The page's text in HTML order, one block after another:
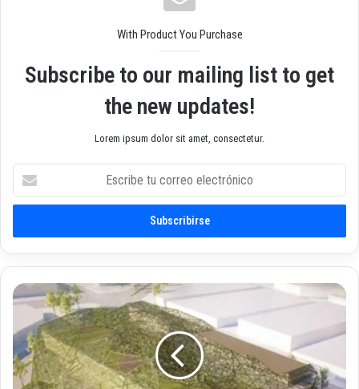
With Product You Purchase
Subscribe to our mailing list to get
the new updates!
Lorem ipsum dolor sit amet, consectetur.
c
i
b
t
u
o
r
r
E
l
e
n
t